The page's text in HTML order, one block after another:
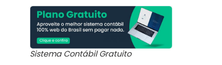
Sistema Contábil Gratuito